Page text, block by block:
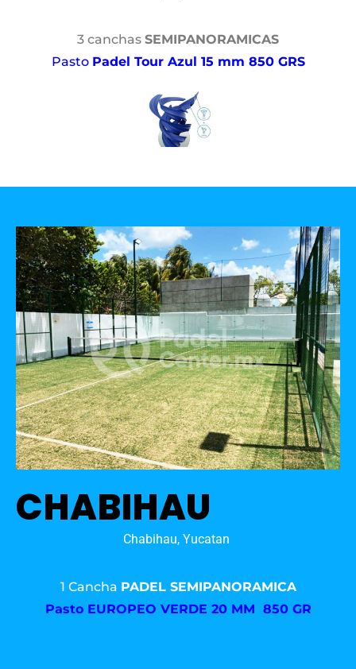
3 canchas SEMIPANORAMICAS
Pasto Padel Tour Azul 15 mm 850 GRS
CHABIHAU
Chabihau, Yucatan
1 Cancha PADEL SEMIPANORAMICA
Pasto EUROPEO VERDE 20 MM 850 GR